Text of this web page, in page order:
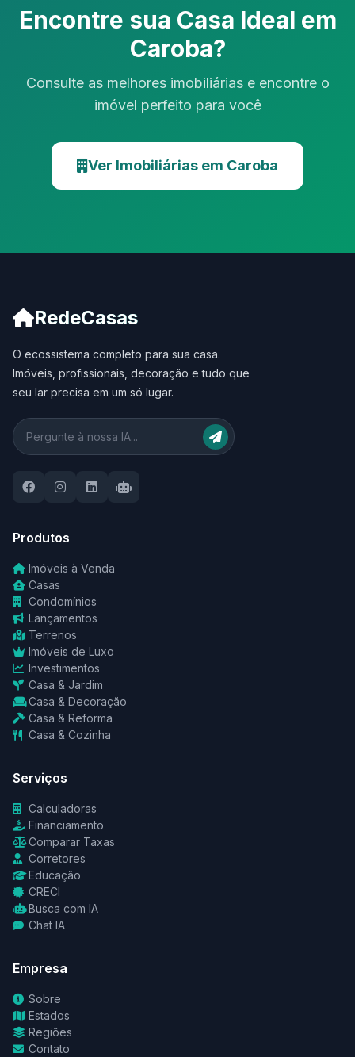
Encontre sua Casa Ideal em
Caroba?
Consulte as melhores imobiliárias e encontre o
imóvel perfeito para você
Ver Imobiliárias em Caroba
RedeCasas
O ecossistema completo para sua casa.
Imóveis, profissionais, decoração e tudo que
seu lar precisa em um só lugar.
Produtos
Imóveis à Venda
Casas
Condomínios
Lançamentos
Terrenos
Imóveis de Luxo
Investimentos
Casa & Jardim
Casa & Decoração
Casa & Reforma
Casa & Cozinha
Serviços
Calculadoras
Financiamento
Comparar Taxas
Corretores
Educação
CRECI
Busca com IA
Chat IA
Empresa
Sobre
Estados
Regiões
Contato